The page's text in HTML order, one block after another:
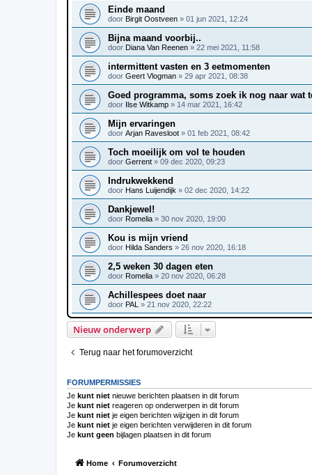
Einde maand
door Birgit Oostveen » 01 jun 2021, 12:24
Bijna maand voorbij..
door Diana Van Reenen » 22 mei 2021, 11:58
intermittent vasten en 3 eetmomenten
door Geert Vlogman » 29 apr 2021, 08:38
Goed programma, soms zoek ik nog naar wat
door Ilse Witkamp » 14 mar 2021, 16:42
Mijn ervaringen
door Arjan Ravesloot » 01 feb 2021, 08:42
Toch moeilijk om vol te houden
door Gerrent » 09 dec 2020, 09:23
Indrukwekkend
door Hans Luijendijk » 02 dec 2020, 14:22
Dankjewel!
door Romelia » 30 nov 2020, 19:00
Kou is mijn vriend
door Hilda Sanders » 26 nov 2020, 16:18
2,5 weken 30 dagen eten
door Romelia » 20 nov 2020, 06:28
Achillespees doet naar
door PAL » 21 nov 2020, 22:22
Nieuw onderwerp
Terug naar het forumoverzicht
FORUMPERMISSIES
Je kunt niet nieuwe berichten plaatsen in dit forum
Je kunt niet reageren op onderwerpen in dit forum
Je kunt niet je eigen berichten wijzigen in dit forum
Je kunt niet je eigen berichten verwijderen in dit forum
Je kunt geen bijlagen plaatsen in dit forum
Home Forumoverzicht